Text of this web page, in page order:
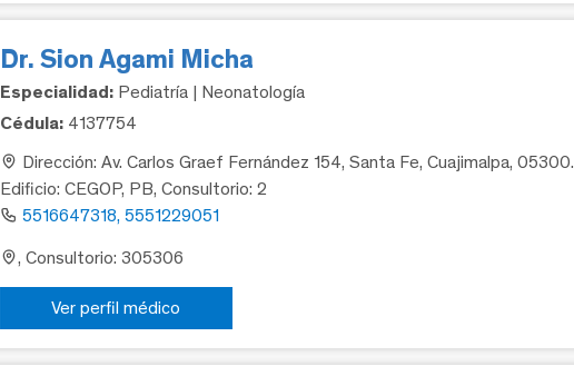
Dr. Sion Agami Micha
Especialidad: Pediatría | Neonatología
Cédula: 4137754
Dirección: Av. Carlos Graef Fernández 154, Santa Fe, Cuajimalpa, 05300.
Edificio: CEGOP, PB, Consultorio: 2
5516647318, 5551229051
, Consultorio: 305306
Ver perfil médico